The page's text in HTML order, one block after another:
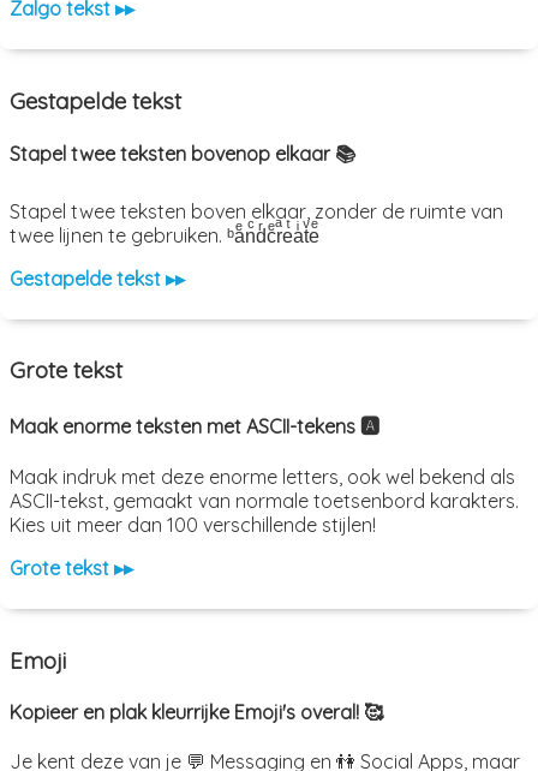
Zalgo tekst ▸▸
Gestapelde tekst
Stapel twee teksten bovenop elkaar 📚
Stapel twee teksten boven elkaar, zonder de ruimte van
twee lijnen te gebruiken. ᵇaͤnͨdͬcͤrͣeͭaͥtͮeͤ
Gestapelde tekst ▸▸
Grote tekst
Maak enorme teksten met ASCII-tekens 🅰️
Maak indruk met deze enorme letters, ook wel bekend als
ASCII-tekst, gemaakt van normale toetsenbord karakters.
Kies uit meer dan 100 verschillende stijlen!
Grote tekst ▸▸
Emoji
Kopieer en plak kleurrijke Emoji's overal! 🥰
Je kent deze van je 💬 Messaging en 👫 Social Apps, maar